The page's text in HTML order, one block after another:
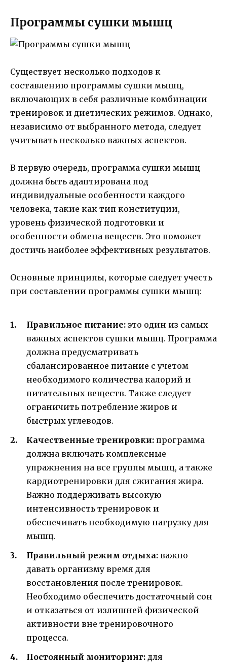
Программы сушки мышц
Существует несколько подходов к
составлению программы сушки мышц,
включающих в себя различные комбинации
тренировок и диетических режимов. Однако,
независимо от выбранного метода, следует
учитывать несколько важных аспектов.
В первую очередь, программа сушки мышц
должна быть адаптирована под
индивидуальные особенности каждого
человека, такие как тип конституции,
уровень физической подготовки и
особенности обмена веществ. Это поможет
достичь наиболее эффективных результатов.
Основные принципы, которые следует учесть
при составлении программы сушки мышц:
Правильное питание: это один из самых
важных аспектов сушки мышц. Программа
должна предусматривать
сбалансированное питание с учетом
необходимого количества калорий и
питательных веществ. Также следует
ограничить потребление жиров и
быстрых углеводов.
Качественные тренировки: программа
должна включать комплексные
упражнения на все группы мышц, а также
кардиотренировки для сжигания жира.
Важно поддерживать высокую
интенсивность тренировок и
обеспечивать необходимую нагрузку для
мышц.
Правильный режим отдыха: важно
давать организму время для
восстановления после тренировок.
Необходимо обеспечить достаточный сон
и отказаться от излишней физической
активности вне тренировочного
процесса.
Постоянный мониторинг: для